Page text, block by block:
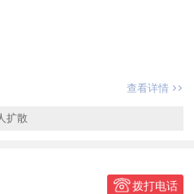
面谈
面谈
，身体健康，有无经 留言
查看详情
扩散
拨打电话